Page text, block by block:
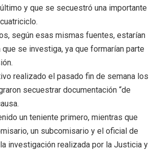
y que se secuestró una importante
según esas mismas fuentes, estarían
se investiga, ya que formarían parte
realizado el pasado fin de semana los
secuestrar documentación “de
un teniente primero, mientras que
un subcomisario y el oficial de
investigación realizada por la Justicia y